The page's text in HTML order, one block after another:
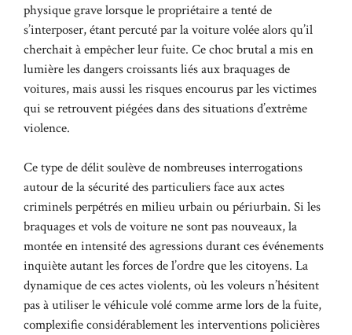
physique grave lorsque le propriétaire a tenté de
s’interposer, étant percuté par la voiture volée alors qu’il
cherchait à empêcher leur fuite. Ce choc brutal a mis en
lumière les dangers croissants liés aux braquages de
voitures, mais aussi les risques encourus par les victimes
qui se retrouvent piégées dans des situations d’extrême
violence.
Ce type de délit soulève de nombreuses interrogations
autour de la sécurité des particuliers face aux actes
criminels perpétrés en milieu urbain ou périurbain. Si les
braquages et vols de voiture ne sont pas nouveaux, la
montée en intensité des agressions durant ces événements
inquiète autant les forces de l’ordre que les citoyens. La
dynamique de ces actes violents, où les voleurs n’hésitent
pas à utiliser le véhicule volé comme arme lors de la fuite,
complexifie considérablement les interventions policières